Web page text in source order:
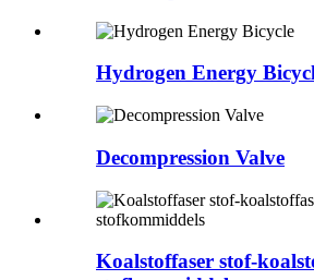
Hydrogen Energy
Decompression Valve
Koalstoffaser stof-